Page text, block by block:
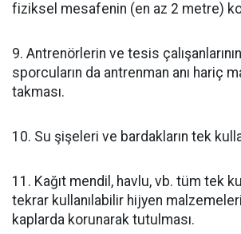
fiziksel mesafenin (en az 2 metre)
9. Antrenörlerin ve tesis
sporcuların da antrenman anı hariç
takması.
10. Su şişeleri ve bardakların tek
11. Kağıt mendil, havlu, vb. tüm tek
tekrar kullanılabilir hijyen
kaplarda korunarak tutulması.